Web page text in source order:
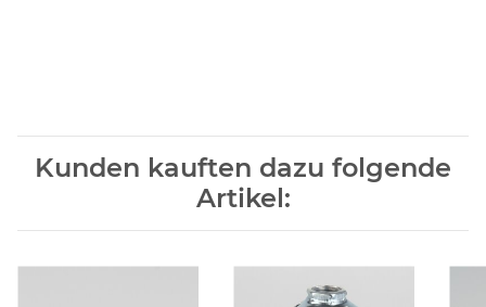
Kunden kauften dazu folgende
Artikel: